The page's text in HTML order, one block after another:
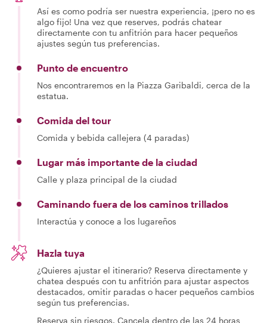
Así es como podría ser nuestra experiencia, ¡pero no es
algo fijo! Una vez que reserves, podrás chatear
directamente con tu anfitrión para hacer pequeños
ajustes según tus preferencias.
Punto de encuentro
Nos encontraremos en la Piazza Garibaldi, cerca de la
estatua.
Comida del tour
Comida y bebida callejera (4 paradas)
Lugar más importante de la ciudad
Calle y plaza principal de la ciudad
Caminando fuera de los caminos trillados
Interactúa y conoce a los lugareños
Hazla tuya
¿Quieres ajustar el itinerario? Reserva directamente y
chatea después con tu anfitrión para ajustar aspectos
destacados, omitir paradas o hacer pequeños cambios
según tus preferencias.
Reserva sin riesgos. Cancela dentro de las 24 horas